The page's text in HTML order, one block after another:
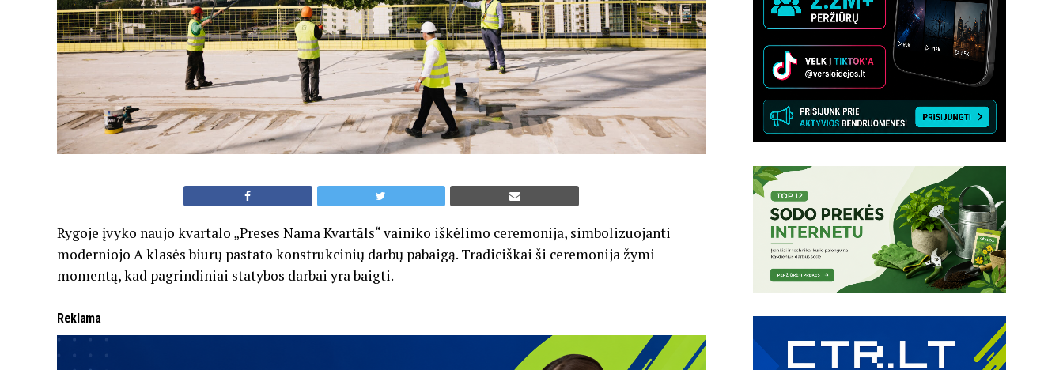
Rygoje įvyko naujo kvartalo „Preses Nama Kvartāls“ vainiko iškėlimo ceremonija, simbolizuojanti
moderniojo A klasės biurų pastato konstrukcinių darbų pabaigą. Tradiciškai ši ceremonija žymi
momentą, kad pagrindiniai statybos darbai yra baigti.
Reklama